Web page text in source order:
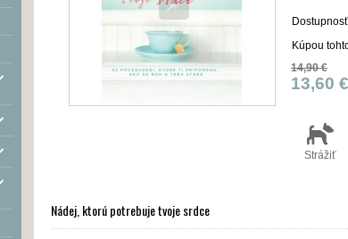
Kúpou
14,90 €
13,60 €
Strážiť
Nádej, ktorú potrebuje tvoje srdce